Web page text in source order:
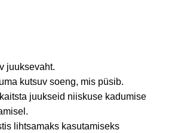
juuksevaht.
kutsuv soeng, mis püsib.
juukseid niiskuse kadumise
lihtsamaks kasutamiseks